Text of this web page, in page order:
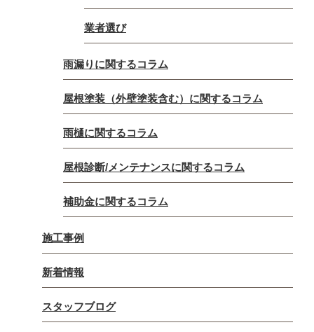
業者選び
雨漏りに関するコラム
屋根塗装（外壁塗装含む）に関するコラム
雨樋に関するコラム
屋根診断/メンテナンスに関するコラム
補助金に関するコラム
施工事例
新着情報
スタッフブログ